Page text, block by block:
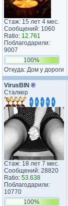
Стаж: 15 лет 4 мес.
Сообщений: 1060
Ratio: 12.761
Поблагодарили:
9007
100%
Откуда: Дом у дороги
VirusBIN ®
Сталкер
Стаж: 18 лет 7 мес.
Сообщений: 28820
Ratio: 53.638
Поблагодарили:
10770
100%